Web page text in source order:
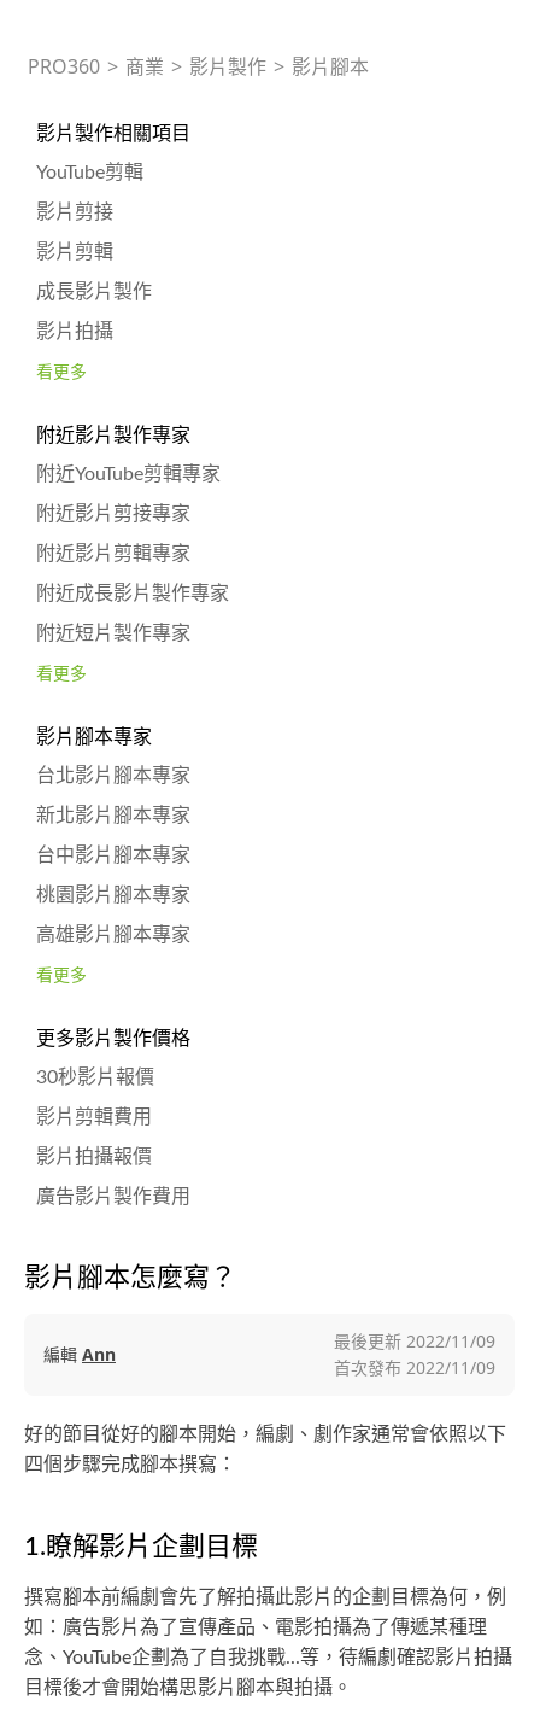
PRO360 > 商業 > 影片製作 > 影片腳本
影片製作相關項目
YouTube剪輯
影片剪接
影片剪輯
成長影片製作
影片拍攝
看更多
附近影片製作專家
附近YouTube剪輯專家
附近影片剪接專家
附近影片剪輯專家
附近成長影片製作專家
附近短片製作專家
看更多
影片腳本專家
台北影片腳本專家
新北影片腳本專家
台中影片腳本專家
桃園影片腳本專家
高雄影片腳本專家
看更多
更多影片製作價格
30秒影片報價
影片剪輯費用
影片拍攝報價
廣告影片製作費用
影片腳本怎麼寫？
編輯 Ann
最後更新 2022/11/09
首次發布 2022/11/09
好的節目從好的腳本開始，編劇、劇作家通常會依照以下
四個步驟完成腳本撰寫：
1.瞭解影片企劃目標
撰寫腳本前編劇會先了解拍攝此影片的企劃目標為何，例
如：廣告影片為了宣傳產品、電影拍攝為了傳遞某種理
念、YouTube企劃為了自我挑戰...等，待編劇確認影片拍攝
目標後才會開始構思影片腳本與拍攝。